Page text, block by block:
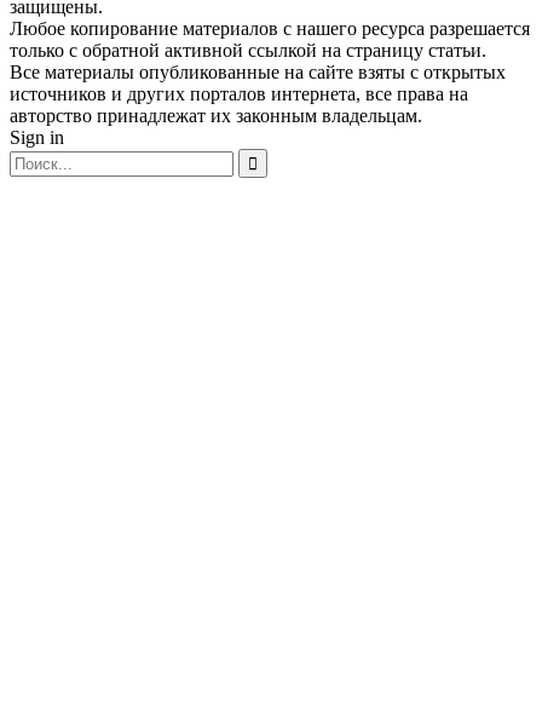
защищены.
Любое копирование материалов с нашего ресурса разрешается
только с обратной активной ссылкой на страницу статьи.
Все материалы опубликованные на сайте взяты с открытых
источников и других порталов интернета, все права на
авторство принадлежат их законным владельцам.
Sign in